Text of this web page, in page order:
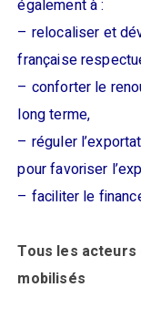
également à :
– relocaliser et
française
– conforter le
long terme,
– réguler
pour favoriser
– faciliter le
Tous les
mobilisés